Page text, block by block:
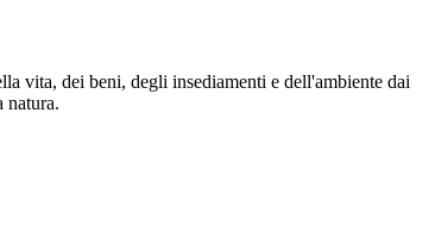
vita, dei beni, degli insediamenti e dell'ambiente dai
natura.